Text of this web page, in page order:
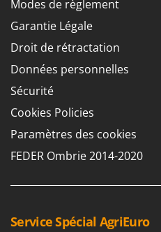
Modes de règlement
Garantie Légale
Droit de rétractation
Données personnelles
Sécurité
Cookies Policies
Paramètres des cookies
FEDER Ombrie 2014-2020
Service Spécial AgriEuro